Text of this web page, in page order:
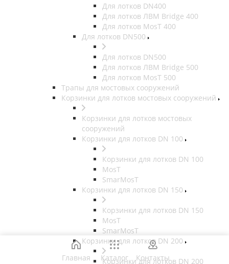
Для лотков DN400
Для лотков ЛВМ Bridge 400
Для лотков MosT 400
Для лотков DN500
Для лотков DN500
Для лотков ЛВМ Bridge 500
Для лотков MosT 500
Трапы для мостовых сооружений
Корзинки для лотков мостовых сооружений
Корзинки для лотков мостовых
сооружений
Корзинки для лотков DN 100
Корзинки для лотков DN 100
MosT
SmarMosT
Корзинки для лотков DN 150
Корзинки для лотков DN 150
MosT
SmarMosT
Корзинки для лотков DN 200
Корзинки для лотков DN 200
Главная Каталог Контакты